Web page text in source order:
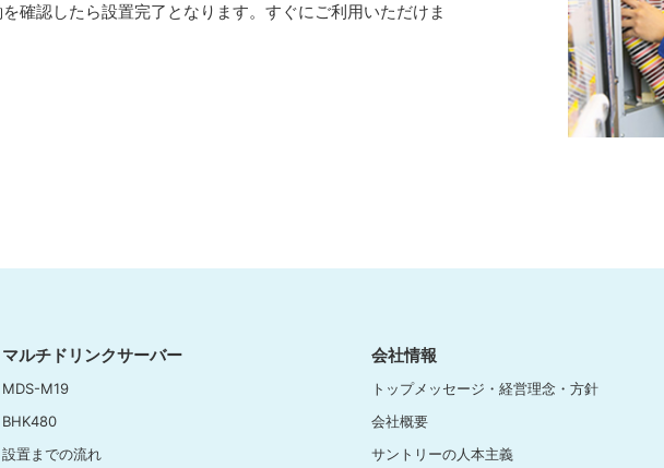
確認したら設置完了となります。すぐにご利用いただけま
マルチドリンクサーバー
MDS-M19
BHK480
設置までの流れ
会社情報
トップメッセージ・経営理念・方針
会社概要
サントリーの人本主義